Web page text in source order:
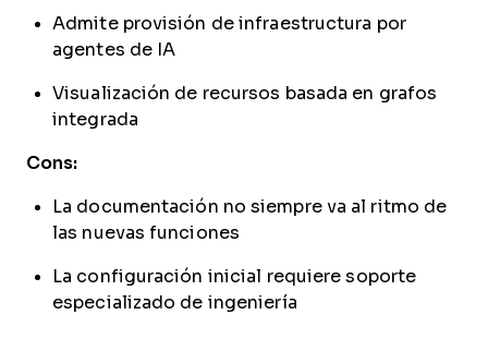
Admite provisión de infraestructura por
agentes de IA
Visualización de recursos basada en grafos
integrada
Cons:
La documentación no siempre va al ritmo de
las nuevas funciones
La configuración inicial requiere soporte
especializado de ingeniería